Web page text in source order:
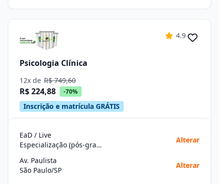
4.9
Psicologia Clínica
12x de R$ 749,60
R$ 224,88 -70%
Inscrição e matrícula GRÁTIS
EaD / Live
Especialização (pós-graduação)
Alterar
Av. Paulista
São Paulo/SP
Alterar